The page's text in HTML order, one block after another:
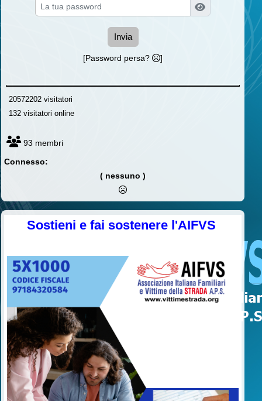
Invia
[Password persa? ]
20572202 visitatori
132 visitatori online
93 membri
Connesso:
( nessuno )
Sostieni e fai sostenere l'AIFVS